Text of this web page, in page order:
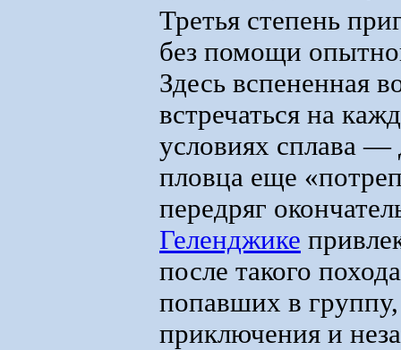
Третья степень
без помощи
Здесь вспененная
встречаться на
условиях сплава —
пловца еще
передряг
Геленджике
после такого
попавших в
приключения и